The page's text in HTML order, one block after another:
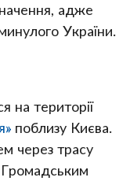
адже
України.
на території
поблизу Києва.
через трасу